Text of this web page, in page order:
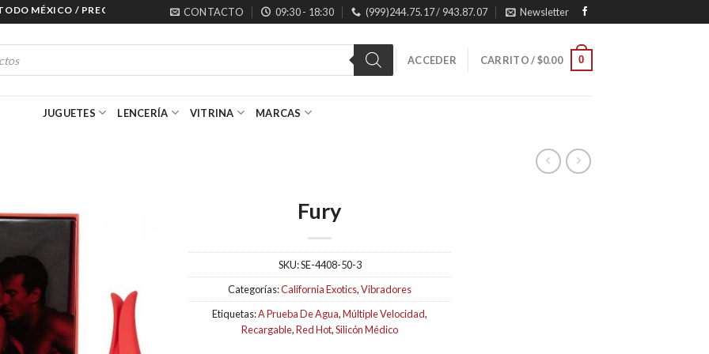
MÉXICO / PRECIOS ESPECIALES PARA MAYORISTAS
CONTACTO 09:30 - 18:30 (999)244.75.17 / 943.87.07 Newsletter
ACCEDER CARRITO /$0.00 0
JUGUETES LENCERÍA VITRINA MARCAS
Fury
SKU:SE-4408-50-3
Categorías:California Exotics,Vibradores
Etiquetas:A Prueba De Agua,Múltiple Velocidad,
Recargable,Red Hot,Silicón Médico